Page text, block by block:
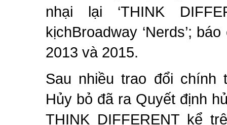
nhại lại ‘THINK
kịchBroadway ‘Nerds’; báo
2013 và 2015.
Sau nhiều trao đổi chính
Hủy bỏ đã ra Quyết định
THINK DIFFERENT kể